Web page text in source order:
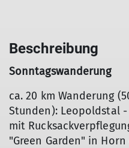
Beschreibung
Sonntagswanderung
ca. 20 km Wanderung
Stunden): Leopoldstal
mit
"Green Garden" in